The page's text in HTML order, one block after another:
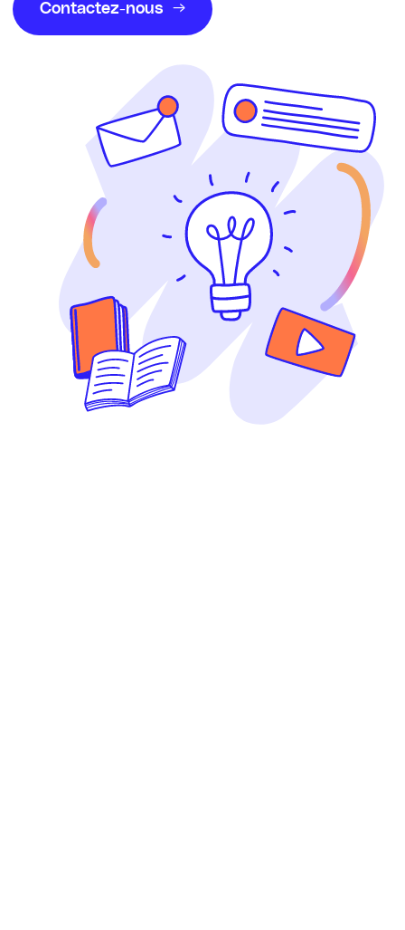
Contactez-nous →